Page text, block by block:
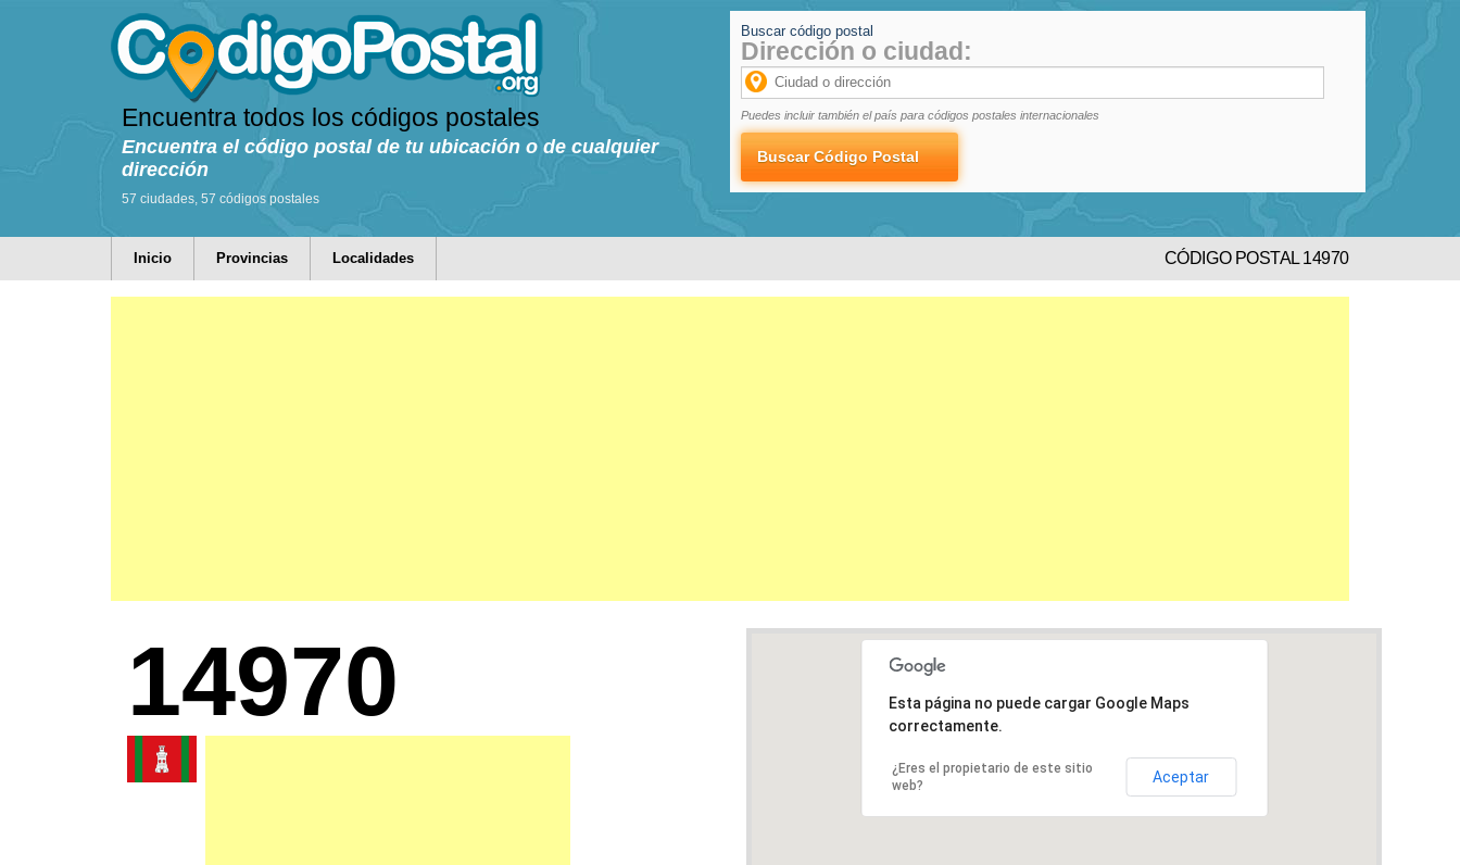
Encuentra todos los códigos postales
Encuentra el código postal de tu ubicación o de cualquier
dirección
57 ciudades, 57 códigos postales
Buscar código postal
Dirección o ciudad:
Puedes incluir también el país para códigos postales internacionales
Inicio Provincias Localidades CÓDIGO POSTAL 14970
14970
Esta página no puede cargar Google Maps
correctamente.
¿Eres el propietario de este sitio
web?
Aceptar